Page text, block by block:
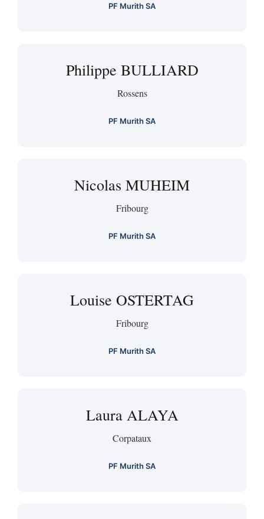
PF Murith SA
Philippe BULLIARD
Rossens
PF Murith SA
Nicolas MUHEIM
Fribourg
PF Murith SA
Louise OSTERTAG
Fribourg
PF Murith SA
Laura ALAYA
Corpataux
PF Murith SA